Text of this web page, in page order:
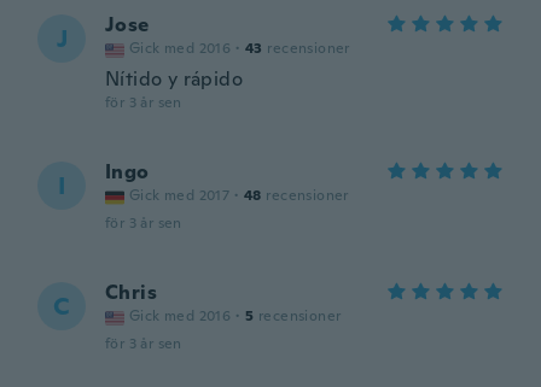
J Jose
Gick med 2016 · 43 recensioner
Nítido y rápido
för 3 år sen
I Ingo
Gick med 2017 · 48 recensioner
för 3 år sen
C Chris
Gick med 2016 · 5 recensioner
för 3 år sen